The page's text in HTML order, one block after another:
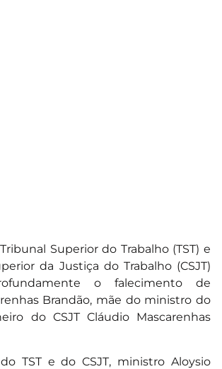
Superior do Trabalho (TST) e
da Justiça do Trabalho (CSJT)
o falecimento de
Brandão, mãe do ministro do
do CSJT Cláudio Mascarenhas
TST e do CSJT, ministro Aloysio